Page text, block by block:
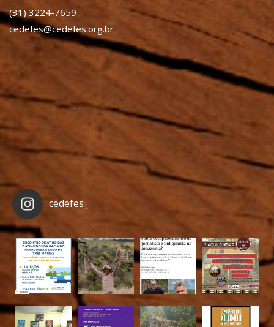
(31) 3224-7659
cedefes@cedefes.org.br
cedefes_